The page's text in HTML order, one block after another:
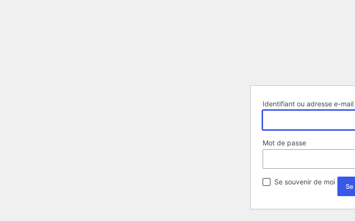
Identifiant ou adresse e-mail
Mot de passe
Se souvenir de moi